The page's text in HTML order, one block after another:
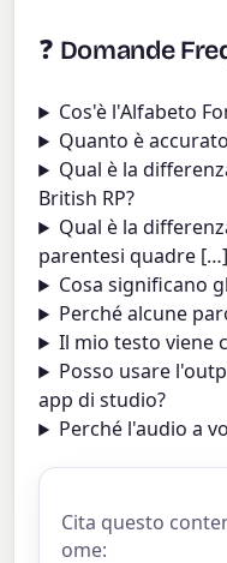
❓ Domande
Cos'è l'Alfabeto
Quanto è
Qual è la
British RP?
Qual è la
parentesi quadre
Cosa significano
Perché alcune
Il mio testo viene
Posso usare
app di studio?
Perché l'audio a
Cita questo
ome: